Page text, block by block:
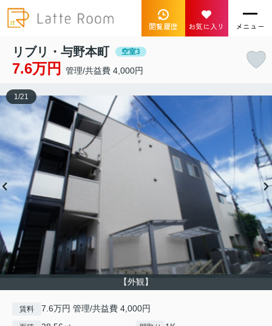
閲覧履歴 お気に入り メニュー
リブリ・与野本町 空室3
7.6万円 管理/共益費 4,000円
【外観】
1 /21
賃料 7.6万円 管理/共益費 4,000円